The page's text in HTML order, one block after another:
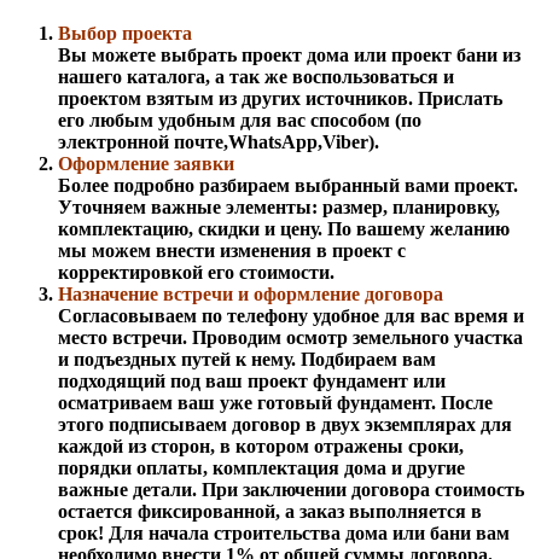
Выбор проекта
Вы можете выбрать проект дома или проект бани из
нашего каталога, а так же воспользоваться и
проектом взятым из других источников. Прислать
его любым удобным для вас способом (по
электронной почте,WhatsApp,Viber).
Оформление заявки
Более подробно разбираем выбранный вами проект.
Уточняем важные элементы: размер, планировку,
комплектацию, скидки и цену. По вашему желанию
мы можем внести изменения в проект с
корректировкой его стоимости.
Назначение встречи и оформление договора
Согласовываем по телефону удобное для вас время и
место встречи. Проводим осмотр земельного участка
и подъездных путей к нему. Подбираем вам
подходящий под ваш проект фундамент или
осматриваем ваш уже готовый фундамент. После
этого подписываем договор в двух экземплярах для
каждой из сторон, в котором отражены сроки,
порядки оплаты, комплектация дома и другие
важные детали. При заключении договора стоимость
остается фиксированной, а заказ выполняется в
срок! Для начала строительства дома или бани вам